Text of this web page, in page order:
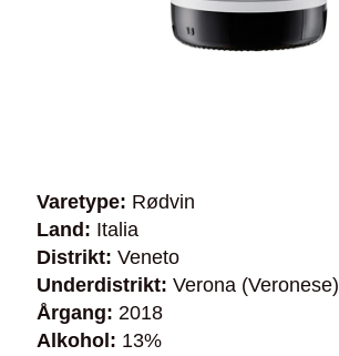
Varetype: Rødvin
Land: Italia
Distrikt: Veneto
Underdistrikt: Verona (Veronese)
Årgang: 2018
Alkohol: 13%